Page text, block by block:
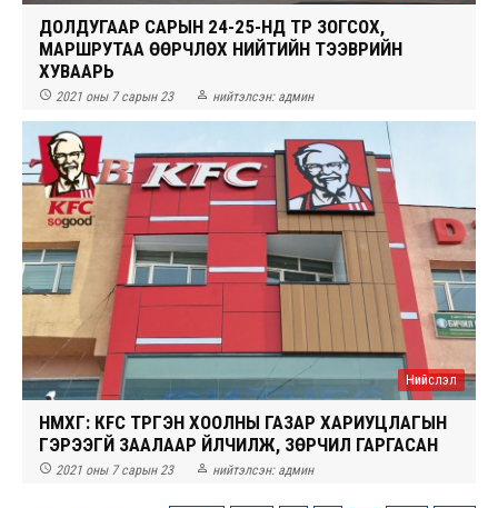
ДОЛДУГААР САРЫН 24-25-НД ТҮР ЗОГСОХ,
МАРШРУТАА ӨӨРЧЛӨХ НИЙТИЙН ТЭЭВРИЙН
ХУВААРЬ
 2021 оны 7 сарын 23  нийтэлсэн: админ
Нийслэл
НМХГ: КFC ТҮРГЭН ХООЛНЫ ГАЗАР ХАРИУЦЛАГЫН
ГЭРЭЭГҮЙ ЗААЛААР ҮЙЛЧИЛЖ, ЗӨРЧИЛ ГАРГАСАН
 2021 оны 7 сарын 23  нийтэлсэн: админ